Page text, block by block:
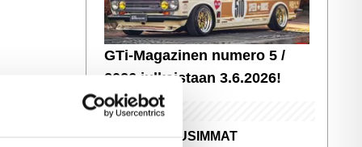
GTi-Magazinen numero 5 /
2026 julkaistaan 3.6.2026!
UUSIMMAT